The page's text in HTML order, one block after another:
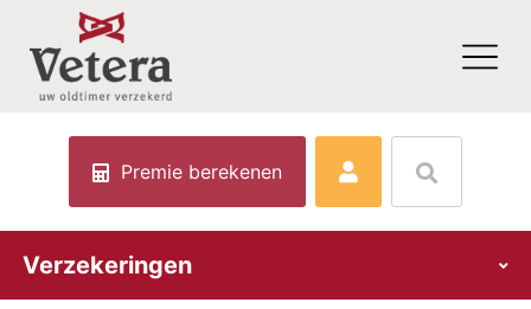
Premie berekenen
Verzekeringen